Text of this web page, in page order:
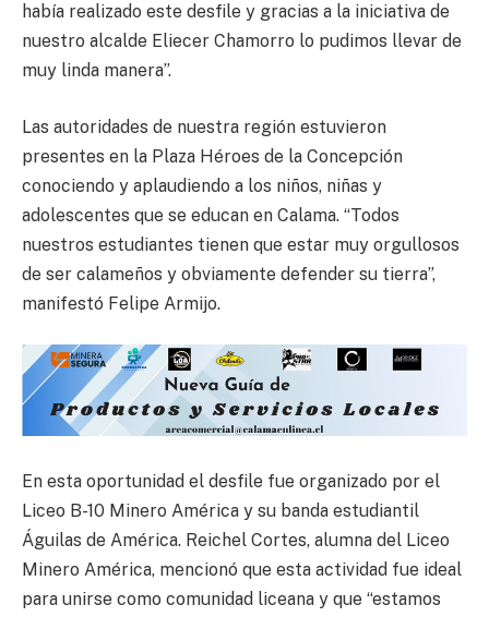
había realizado este desfile y gracias a la iniciativa de
nuestro alcalde Eliecer Chamorro lo pudimos llevar de
muy linda manera”.
Las autoridades de nuestra región estuvieron
presentes en la Plaza Héroes de la Concepción
conociendo y aplaudiendo a los niños, niñas y
adolescentes que se educan en Calama. “Todos
nuestros estudiantes tienen que estar muy orgullosos
de ser calameños y obviamente defender su tierra”,
manifestó Felipe Armijo.
En esta oportunidad el desfile fue organizado por el
Liceo B-10 Minero América y su banda estudiantil
Águilas de América. Reichel Cortes, alumna del Liceo
Minero América, mencionó que esta actividad fue ideal
para unirse como comunidad liceana y que “estamos